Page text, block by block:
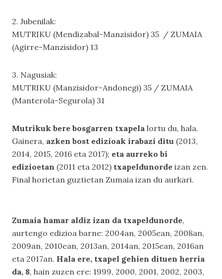
2. Jubenilak:
MUTRIKU (Mendizabal-Manzisidor) 35 / ZUMAIA
(Agirre-Manzisidor) 13
3. Nagusiak:
MUTRIKU (Manzisidor-Andonegi) 35 / ZUMAIA
(Manterola-Segurola) 31
Mutrikuk bere bosgarren txapela lortu du, hala.
Gainera, azken bost edizioak irabazi ditu (2013,
2014, 2015, 2016 eta 2017); eta aurreko bi
edizioetan (2011 eta 2012) txapeldunorde izan zen.
Final horietan guztietan Zumaia izan du aurkari.
Zumaia hamar aldiz izan da txapeldunorde,
aurtengo edizioa barne: 2004an, 2005ean, 2008an,
2009an, 2010ean, 2013an, 2014an, 2015ean, 2016an
eta 2017an. Hala ere, txapel gehien dituen herria
da, 8, hain zuzen ere: 1999, 2000, 2001, 2002, 2003,